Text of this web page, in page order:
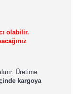
olabilir.
Üretime
kargoya